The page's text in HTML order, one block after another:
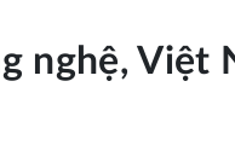
nghệ, Việt